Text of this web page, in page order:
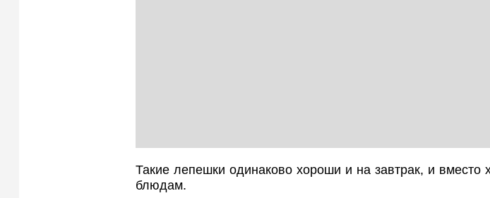
Такие лепешки одинаково хороши и на завтрак, и вместо
блюдам.